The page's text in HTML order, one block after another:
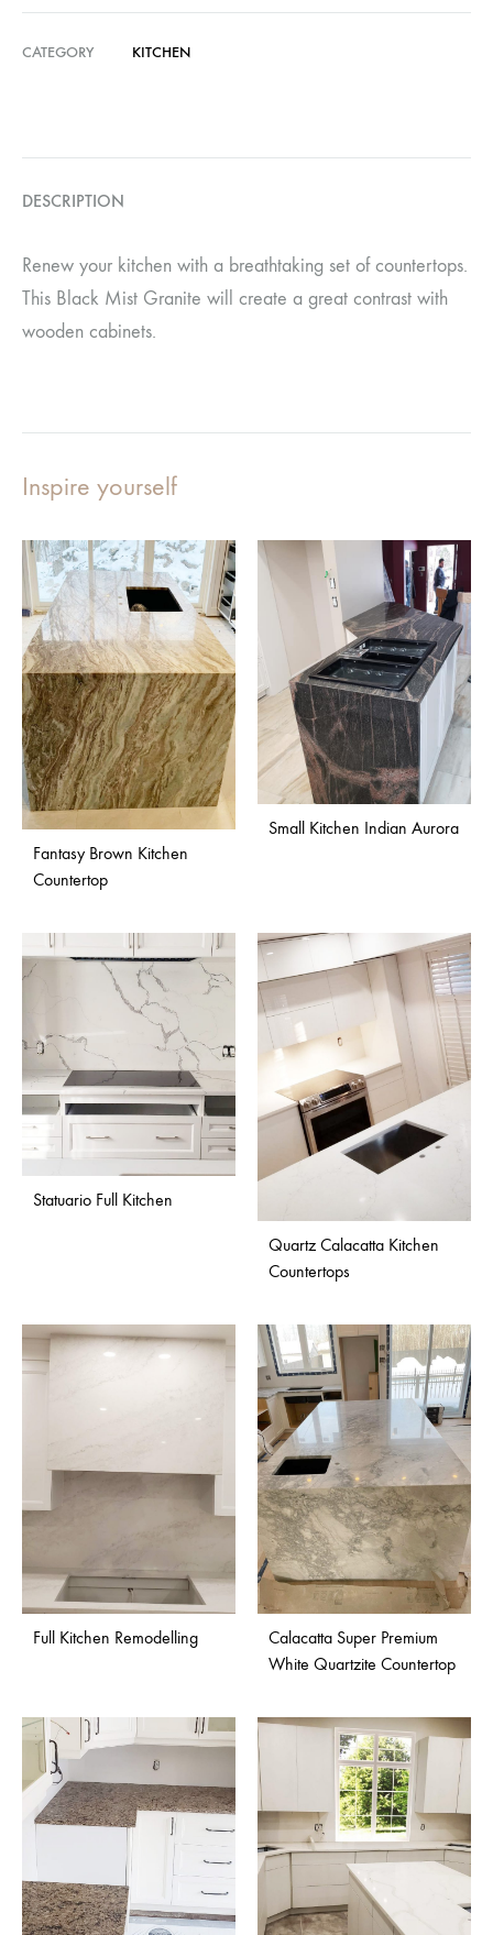
CATEGORY KITCHEN
DESCRIPTION
Renew your kitchen with a breathtaking set of countertops.
This Black Mist Granite will create a great contrast with
wooden cabinets.
Inspire yourself
Fantasy Brown Kitchen
Countertop
Small Kitchen Indian Aurora
Statuario Full Kitchen
Quartz Calacatta Kitchen
Countertops
Full Kitchen Remodelling
Calacatta Super Premium
White Quartzite Countertop